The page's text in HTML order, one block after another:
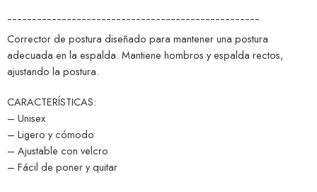
¯¯¯¯¯¯¯¯¯¯¯¯¯¯¯¯¯¯¯¯¯¯¯¯¯¯¯¯¯¯¯¯¯¯¯¯¯¯¯¯¯¯¯¯¯¯¯¯¯¯¯
Corrector de postura diseñado para mantener una postura
adecuada en la espalda. Mantiene hombros y espalda rectos,
ajustando la postura.
CARACTERÍSTICAS:
– Unisex
– Ligero y cómodo
– Ajustable con velcro
– Fácil de poner y quitar